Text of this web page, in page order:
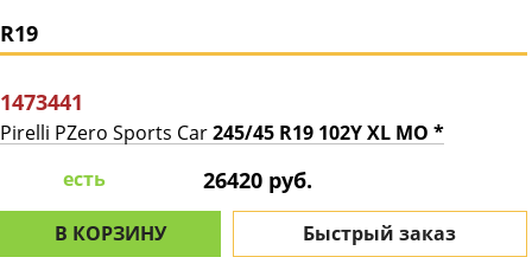
R19
1473441
Pirelli PZero Sports Car245/45 R19 102Y XL MO *
есть
26420 руб.
В КОРЗИНУ Быстрый заказ